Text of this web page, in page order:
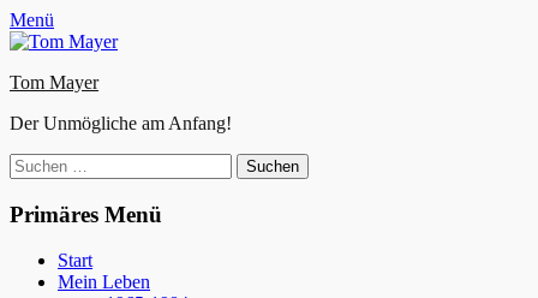
Zum
Inhalt
Facebook
E-
Mail
Instagram
Website
Menü
Tom Mayer
Der Unmögliche am Anfang!
Suche
nach:
Primäres Menü
Start
Mein Leben